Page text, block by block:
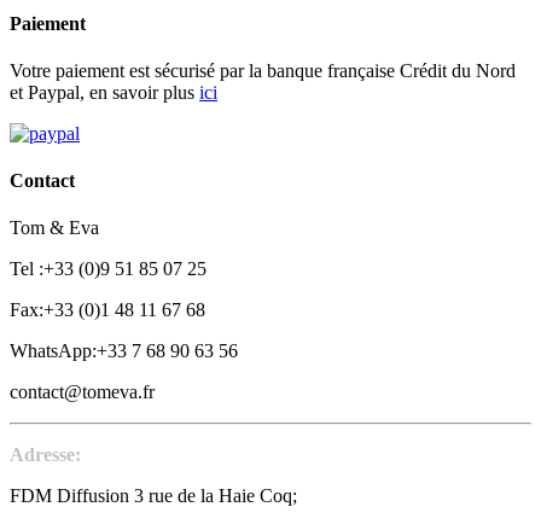
Paiement
Votre paiement est sécurisé par la banque française Crédit du Nord
et Paypal, en savoir plus ici
Contact
Tom & Eva
Tel :+33 (0)9 51 85 07 25
Fax:+33 (0)1 48 11 67 68
WhatsApp:+33 7 68 90 63 56
contact@tomeva.fr
Adresse:
FDM Diffusion 3 rue de la Haie Coq;